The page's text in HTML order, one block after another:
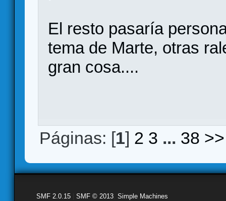
El resto pasaría
tema de Marte, otras
gran cosa....
Páginas: [1] 2 3 ... 38 >>
SMF 2.0.15 SMF © 2013 Simple Machines